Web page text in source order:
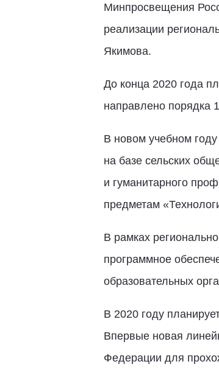
Минпросвещения
реализации
Якимова.
До конца 2020 года
направлено порядка
В новом учебном
на базе сельских
и гуманитарного
предметам
В рамках
программное
образовательных
В 2020 году
Впервые новая
Федерации для